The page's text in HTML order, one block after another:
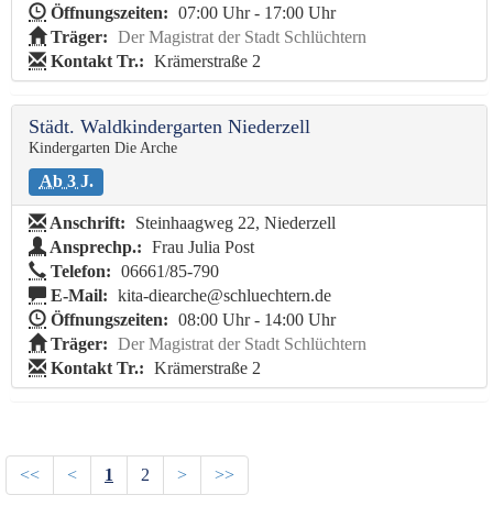
Öffnungszeiten: 07:00 Uhr - 17:00 Uhr
Träger: Der Magistrat der Stadt Schlüchtern
Kontakt Tr.: Krämerstraße 2
Städt. Waldkindergarten Niederzell
Kindergarten Die Arche
Ab 3 J.
Anschrift:
Steinhaagweg 22, Niederzell
Ansprechp.: Frau Julia Post
Telefon: 06661/85-790
E-Mail: kita-diearche@schluechtern.de
Öffnungszeiten: 08:00 Uhr - 14:00 Uhr
Träger: Der Magistrat der Stadt Schlüchtern
Kontakt Tr.: Krämerstraße 2
<< < 1 2 > >>